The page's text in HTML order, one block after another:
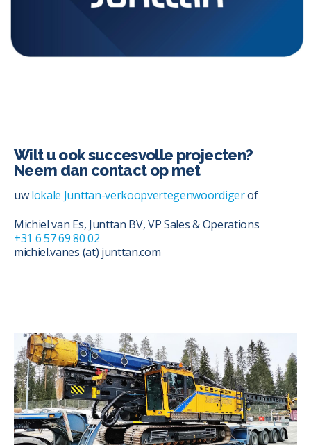
Wilt u ook succesvolle projecten?
Neem dan contact op met
uwlokale Junttan-verkoopvertegenwoordigerof
Michiel van Es, Junttan BV, VP Sales & Operations
+31 6 57 69 80 02
michiel.vanes (at) junttan.com